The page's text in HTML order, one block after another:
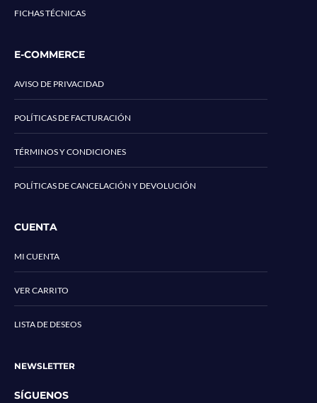
FICHAS TÉCNICAS
E-COMMERCE
AVISO DE PRIVACIDAD
POLÍTICAS DE FACTURACIÓN
TÉRMINOS Y CONDICIONES
POLÍTICAS DE CANCELACIÓN Y DEVOLUCIÓN
CUENTA
MI CUENTA
VER CARRITO
LISTA DE DESEOS
NEWSLETTER
SÍGUENOS